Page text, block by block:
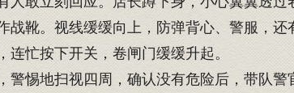
靴。视线缓缓向上，防弹背心、警服，还
忙按下开关，卷闸门缓缓升起。
惕地扫视四周，确认没有危险后，带队警